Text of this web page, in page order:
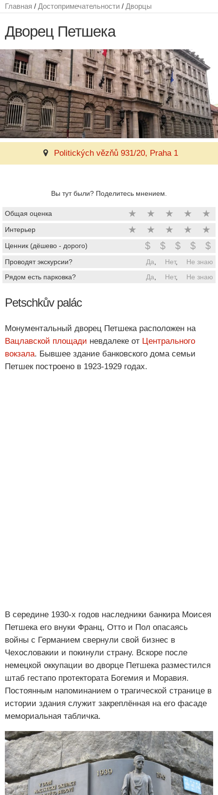
Главная / Достопримечательности / Дворцы
Дворец Петшека
Politických vězňů 931/20, Praha 1
Вы тут были? Поделитесь мнением.
Общая оценка ★ ★ ★ ★ ★
Интерьер ★ ★ ★ ★ ★
Ценник (дёшево - дорого) $ $ $ $ $
Проводят экскурсии? Да Нет,
Не знаю
Рядом есть парковка?
Да Нет, Не знаю
Petschkův palác
Монументальный дворец Петшека расположен на
Вацлавской площади невдалеке от Центрального
вокзала. Бывшее здание банковского дома семьи
Петшек построено в 1923-1929 годах.
В середине 1930-х годов наследники банкира Моисея
Петшека его внуки Франц, Отто и Пол опасаясь
войны с Германием свернули свой бизнес в
Чехословакии и покинули страну. Вскоре после
немецкой оккупации во дворце Петшека разместился
штаб гестапо протектората Богемия и Моравия.
Постоянным напоминанием о трагической странице в
истории здания служит закреплённая на его фасаде
мемориальная табличка.